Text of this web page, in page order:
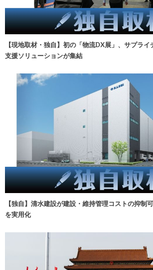
【現地取材・独自】初の「物流DX展」、サプラ
支援ソリューションが集結
【独自】清水建設が建設・維持管理コストの抑制
を実用化